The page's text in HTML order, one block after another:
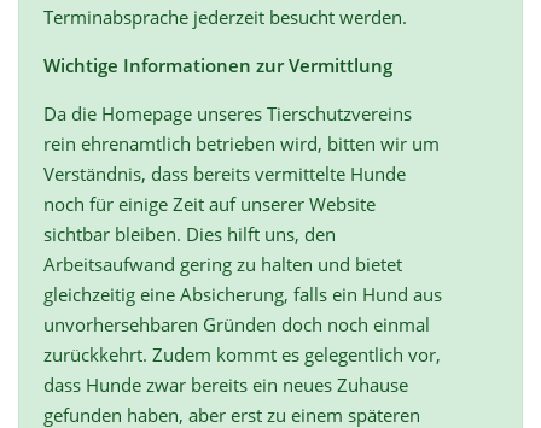
Terminabsprache jederzeit besucht werden.
Wichtige Informationen zur Vermittlung
Da die Homepage unseres Tierschutzvereins
rein ehrenamtlich betrieben wird, bitten wir um
Verständnis, dass bereits vermittelte Hunde
noch für einige Zeit auf unserer Website
sichtbar bleiben. Dies hilft uns, den
Arbeitsaufwand gering zu halten und bietet
gleichzeitig eine Absicherung, falls ein Hund aus
unvorhersehbaren Gründen doch noch einmal
zurückkehrt. Zudem kommt es gelegentlich vor,
dass Hunde zwar bereits ein neues Zuhause
gefunden haben, aber erst zu einem späteren